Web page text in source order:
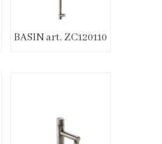
BASIN art. ZC120110